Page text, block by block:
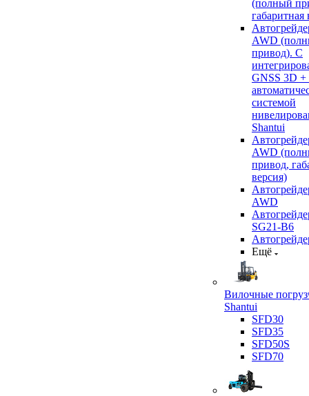
(полный
габаритная
AWD
привод). С
GNSS 3D +
системой
Shantui
AWD
привод,
версия)
AWD
SG21-B6
Ещё
Вилочные
Shantui
SFD30
SFD35
SFD50S
SFD70